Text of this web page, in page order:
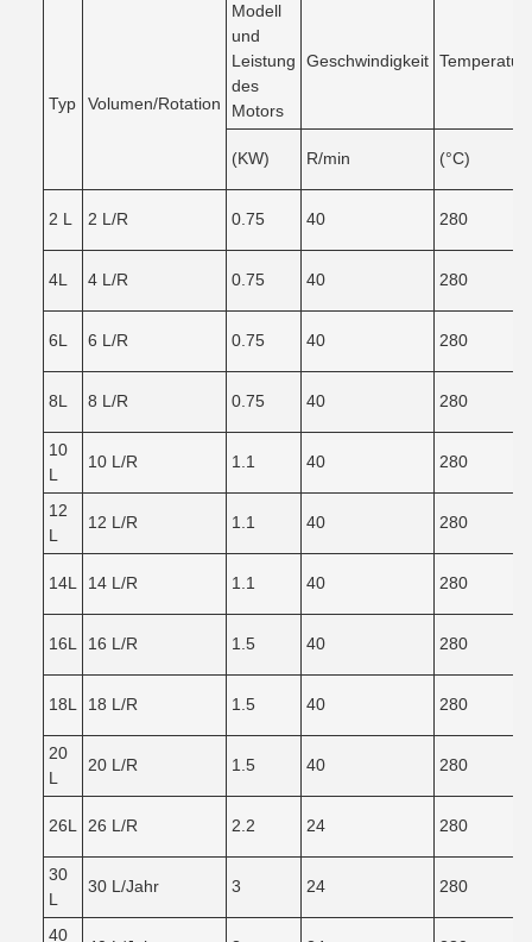
Typ Volumen/Rotation
Modell
und
Leistung
des
Motors
Geschwindigkeit Temperatur
(KW) R/min (°C)
2 L 2 L/R 0.75 40 280
4L 4 L/R 0.75 40 280
6L 6 L/R 0.75 40 280
8L 8 L/R 0.75 40 280
10
L
10 L/R 1.1 40 280
12
L
12 L/R 1.1 40 280
14L 14 L/R 1.1 40 280
16L 16 L/R 1.5 40 280
18L 18 L/R 1.5 40 280
20
L
20 L/R 1.5 40 280
26L 26 L/R 2.2 24 280
30
L
30 L/Jahr 3 24 280
40